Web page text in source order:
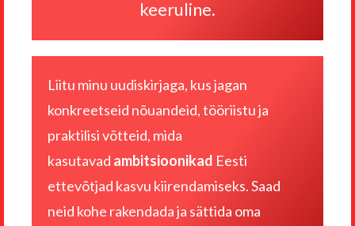
keeruline.
Liitu minu uudiskirjaga, kus jagan
konkreetseid nõuandeid, tööriistu ja
praktilisi võtteid, mida
kasutavad ambitsioonikad Eesti
ettevõtjad kasvu kiirendamiseks. Saad
neid kohe rakendada ja sättida oma